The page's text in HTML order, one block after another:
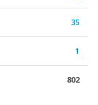
35
1
802